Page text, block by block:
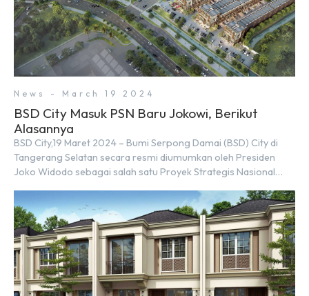
News - March 19 2024
BSD City Masuk PSN Baru Jokowi, Berikut
Alasannya
BSD City,19 Maret 2024 – Bumi Serpong Damai (BSD) City di
Tangerang Selatan secara resmi diumumkan oleh Presiden
Joko Widodo sebagai salah satu Proyek Strategis Nasional
Koordinator Bidang Perekonomian, Airlangga Hartarto, setelah
Rapat Terbatas (ratas) bersama Jokowi di Istana Kepresidenan
pada hari Senin, 18 Maret 2024. Selain […]